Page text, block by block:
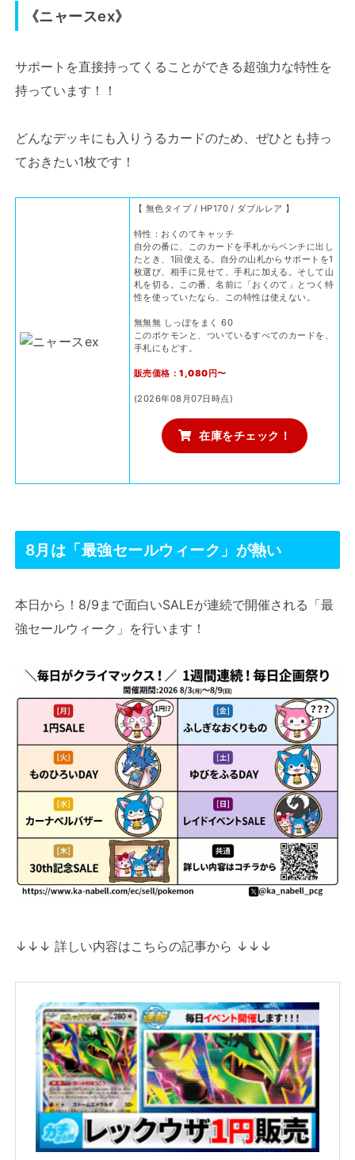
《ニャースex》
サポートを直接持ってくることができる超強力な特性を
持っています！！
どんなデッキにも入りうるカードのため、ぜひとも持っ
ておきたい1枚です！
【 無色タイプ / HP170 / ダブルレア 】
特性：おくのてキャッチ
自分の番に、このカードを手札からベンチに出し
たとき、1回使える。自分の山札からサポートを1
枚選び、相手に見せて、手札に加える。そして山
札を切る。この番、名前に「おくのて」とつく特
性を使っていたなら、この特性は使えない。
無無無 しっぽをまく 60
このポケモンと、ついているすべてのカードを、
手札にもどす。
販売価格：1,080円〜
(2026年08月07日時点)
在庫をチェック！
8月は「最強セールウィーク」が熱い
本日から！8/9まで面白いSALEが連続で開催される「最
強セールウィーク」を行います！
↓↓↓ 詳しい内容はこちらの記事から ↓↓↓